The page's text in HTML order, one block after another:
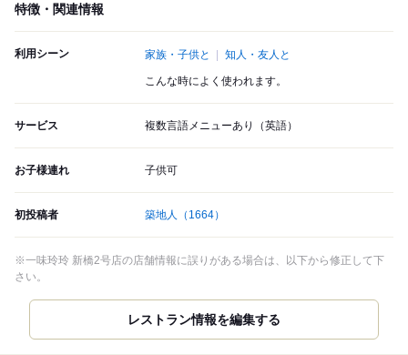
特徴・関連情報
利用シーン 家族・子供と 知人・友人と
こんな時によく使われます。
サービス 複数言語メニューあり（英語）
お子様連れ 子供可
初投稿者 築地人 （1664）
※一味玲玲 新橋2号店の店舗情報に誤りがある場合は、以下から修正して下
さい。
レストラン情報を編集する